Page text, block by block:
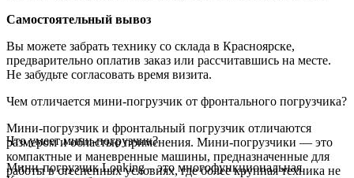
Самостоятельный вывоз
Вы можете забрать технику со склада в Красноярске,
предварительно оплатив заказ или рассчитавшись на месте.
Не забудьте согласовать время визита.
Чем отличается мини-погрузчик от фронтального погрузчика?
Мини-погрузчик и фронтальный погрузчик отличаются
размером и областью применения. Мини-погрузчики — это
компактные и маневренные машины, предназначенные для
работы в стесненных условиях, где более крупная техника не
Что умеет мини-погрузчик?
Мини-погрузчик Lonking – это многофункциональная